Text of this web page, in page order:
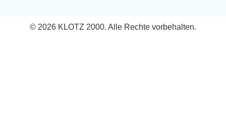
© 2026 KLOTZ 2000. Alle Rechte vorbehalten.